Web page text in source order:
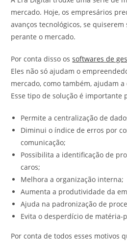
mercado. Hoje, os empresários
avanços tecnológicos, se
perante o mercado.
Por conta disso ossoftwares de
Eles não só ajudam o
mercado, como também, ajudam
Esse tipo de solução é importante
Permite a centralização de
Diminui o índice de erros por
comunicação;
Possibilita a identificação de
caros;
Melhora a organização interna;
Aumenta a produtividade da
Ajuda na padronização de
Evita o desperdício de matéria-
Por conta de todos esses motivos